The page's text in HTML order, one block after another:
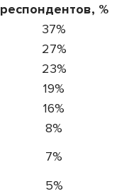
респондентов, %
37%
27%
23%
19%
16%
8%
7%
5%